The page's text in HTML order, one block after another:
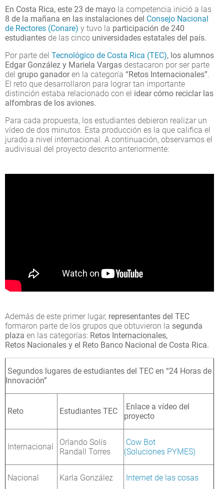
En Costa Rica, este 23 de mayo la competencia inició a las
8 de la mañana en las instalaciones del Consejo Nacional
de Rectores (Conare) y tuvo la participación de 240
estudiantes de las cinco universidades estatales del país.
Por parte del Tecnológico de Costa Rica (TEC), los alumnos
Edgar González y Mariela Vargas destacaron por ser parte
del grupo ganadoren la categoría “Retos Internacionales”
El reto que desarrollaron para lograr tan importante
distinción estaba relacionado con el idear cómo reciclar las
alfombras de los aviones.
Para cada propuesta, los estudiantes debieron realizar un
vídeo de dos minutos. Esta producción es la que califica el
jurado a nivel internacional. A continuación, observamos el
audivisual del proyecto descrito anteriormente:
Además de este primer lugar, representantes del TEC
formaron parte de los grupos que obtuvieron la segunda
plaza en las categorías: Retos Internacionales,
Retos Nacionales y el Reto Banco Nacional de Costa Rica.
Segundos lugares de estudiantes del TEC en “24 Horas de
Innovación”
Reto Estudiantes TEC
Enlace a vídeo del
proyecto
Internacional
Orlando Solís
Randall Torres
Cow Bot
(Soluciones PYMES)
Nacional Karla González Internet de las cosas